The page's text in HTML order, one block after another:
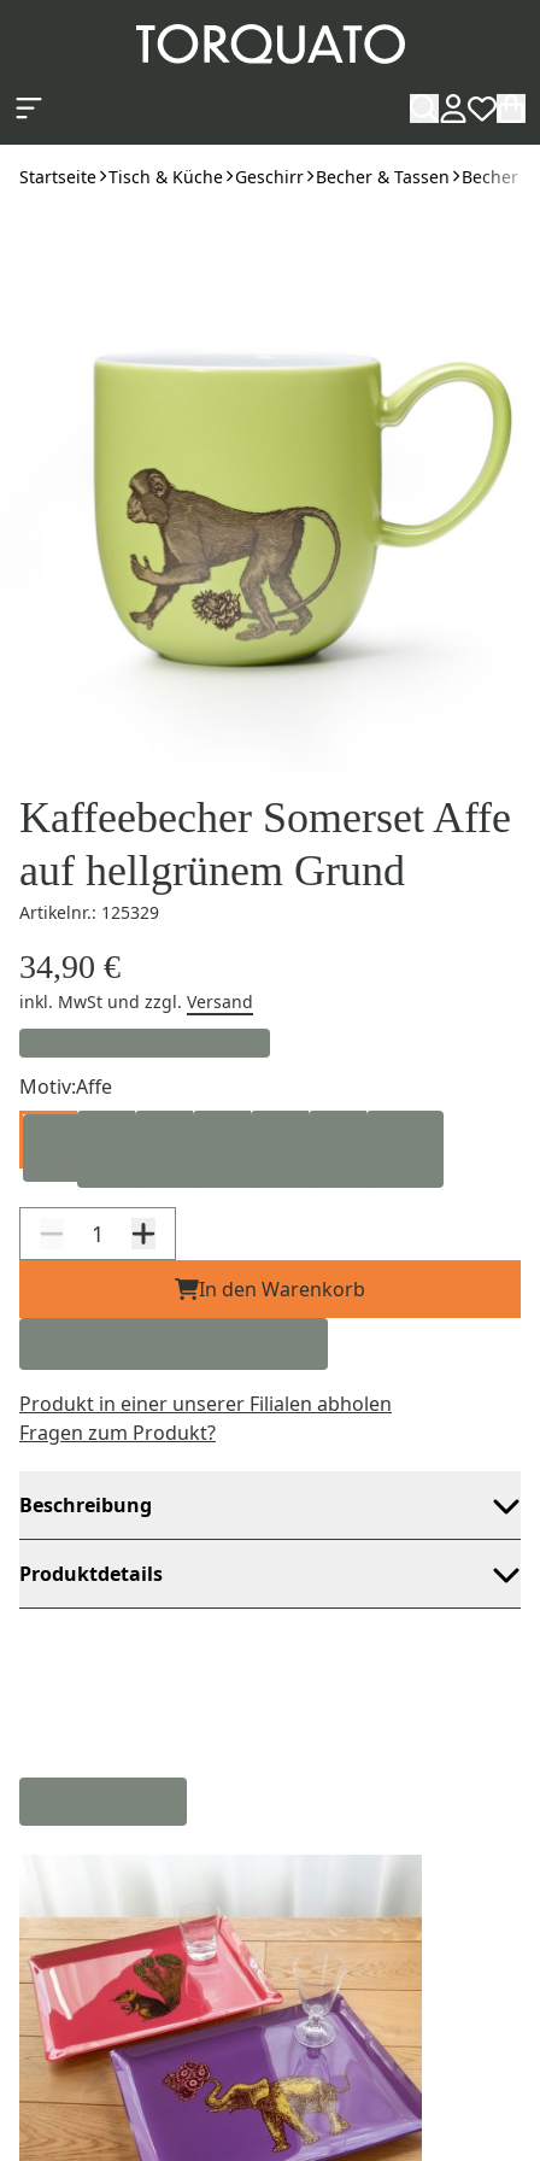
Startseite Tisch & Küche Geschirr Becher & Tassen Becher
Kaffeebecher Somerset Affe
auf hellgrünem Grund
Artikelnr.: 125329
34,90 €
inkl. MwSt und zzgl. Versand
Motiv:Affe
In den Warenkorb
Produkt in einer unserer Filialen abholen
Fragen zum Produkt?
Beschreibung
Produktdetails